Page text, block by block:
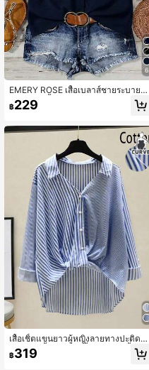
6
EMERY ROSE เสื้อเบลาส์ชายระบายกร
ะดุมหน้าสีพื้นลำลองสำหรับฤดูร้อนไซส์
ใหญ่
฿229
เสื้อเชิ้ตแขนยาวผู้หญิงลายทางปะติดผ้า
ฝ้ายชายเสื้อพับแขนเสื้อด้านหน้าสั้นด้า
นหลังยาวสำหรับวันหยุดลำลอง, ฤดูใบไ
฿319